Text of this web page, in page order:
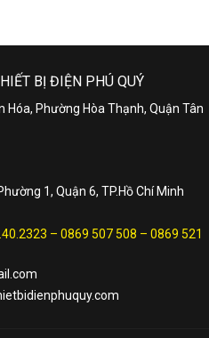
BỊ ĐIỆN PHÚ QUÝ
Hóa, Phường Hòa Thạnh, Quận Tân
1, Quận 6, TP.Hồ Chí Minh
– 0869 507 508 – 0869 521